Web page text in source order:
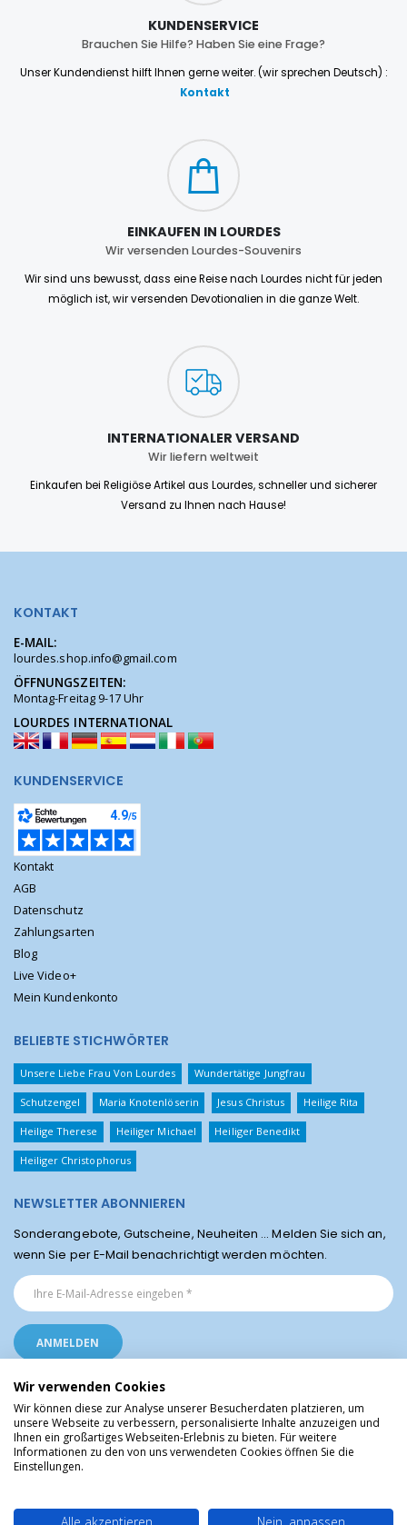
KUNDENSERVICE
Brauchen Sie Hilfe? Haben Sie eine Frage?
Unser Kundendienst hilft Ihnen gerne weiter. (wir sprechen Deutsch) :
Kontakt
EINKAUFEN IN LOURDES
Wir versenden Lourdes-Souvenirs
Wir sind uns bewusst, dass eine Reise nach Lourdes nicht für jeden
möglich ist, wir versenden Devotionalien in die ganze Welt.
INTERNATIONALER VERSAND
Wir liefern weltweit
Einkaufen bei Religiöse Artikel aus Lourdes, schneller und sicherer
Versand zu Ihnen nach Hause!
KONTAKT
E-MAIL:
lourdes.shop.info@gmail.com
ÖFFNUNGSZEITEN:
Montag-Freitag 9-17 Uhr
LOURDES INTERNATIONAL
KUNDENSERVICE
Kontakt
AGB
Datenschutz
Zahlungsarten
Blog
Live Video+
Mein Kundenkonto
BELIEBTE STICHWÖRTER
Unsere Liebe Frau Von Lourdes Wundertätige Jungfrau
Schutzengel Maria Knotenlöserin Jesus Christus Heilige Rita
Heilige Therese Heiliger Michael Heiliger Benedikt
Heiliger Christophorus
NEWSLETTER ABONNIEREN
Sonderangebote, Gutscheine, Neuheiten ... Melden Sie sich an,
wenn Sie per E-Mail benachrichtigt werden möchten.
Religiöse Artikel aus Lourdes © Christliche Geschenke und Devotionalien aus
dem Heiligtum von Lourdes, Frankreich
Wir verwenden Cookies
Wir können diese zur Analyse unserer Besucherdaten platzieren, um
unsere Webseite zu verbessern, personalisierte Inhalte anzuzeigen und
Ihnen ein großartiges Webseiten-Erlebnis zu bieten. Für weitere
Informationen zu den von uns verwendeten Cookies öffnen Sie die
Einstellungen.